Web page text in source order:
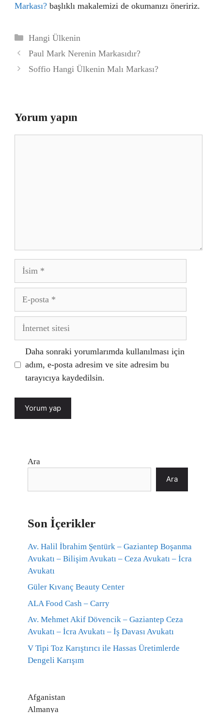
Markası? başlıklı makalemizi de okumanızı öneririz.
Kategoriler
Hangi Ülkenin
Paul Mark Nerenin Markasıdır?
Soffio Hangi Ülkenin Malı Markası?
Yorum yapın
İsim
posta
İnternet
Daha sonraki yorumlarımda kullanılması için
adım, e-posta adresim ve site adresim bu
tarayıcıya kaydedilsin.
Ara
Ara
Son İçerikler
Av. Halil İbrahim Şentürk – Gaziantep Boşanma
Avukatı – Bilişim Avukatı – Ceza Avukatı – İcra
Avukatı
Güler Kıvanç Beauty Center
ALA Food Cash – Carry
Av. Mehmet Akif Dövencik – Gaziantep Ceza
Avukatı – İcra Avukatı – İş Davası Avukatı
V Tipi Toz Karıştırıcı ile Hassas Üretimlerde
Dengeli Karışım
Afganistan
Almanya